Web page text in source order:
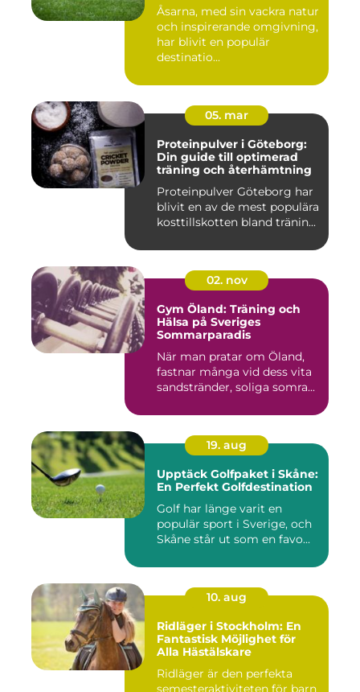
Åsarna, med sin vackra natur
och inspirerande omgivning,
har blivit en populär
destinatio...
05. mar
Proteinpulver i Göteborg:
Din guide till optimerad
träning och återhämtning
Proteinpulver Göteborg har
blivit en av de mest populära
kosttillskotten bland tränin...
02. nov
Gym Öland: Träning och
Hälsa på Sveriges
Sommarparadis
När man pratar om Öland,
fastnar många vid dess vita
sandstränder, soliga somra...
19. aug
Upptäck Golfpaket i Skåne:
En Perfekt Golfdestination
Golf har länge varit en
populär sport i Sverige, och
Skåne står ut som en favo...
10. aug
Ridläger i Stockholm: En
Fantastisk Möjlighet för
Alla Hästälskare
Ridläger är den perfekta
semesteraktiviteten för barn